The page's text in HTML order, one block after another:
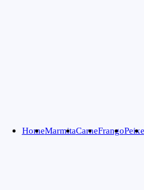
HomeMarmitaCarneFrangoPeixe